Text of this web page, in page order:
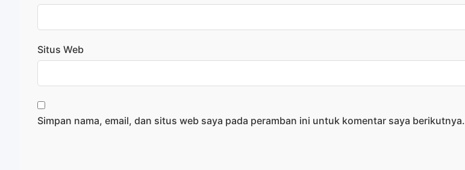
Situs Web
Simpan nama, email, dan situs web saya pada peramban ini untuk komentar saya berikutnya.